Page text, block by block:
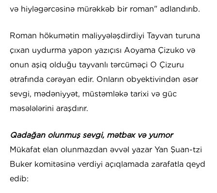
və hiyləgərcəsinə mürəkkəb bir roman" adlandırıb.
Roman hökumətin maliyyələşdirdiyi Tayvan turuna
çıxan uydurma yapon yazıçısı Aoyama Çizuko və
onun aşiq olduğu tayvanlı tərcüməçi O Çizuru
ətrafında cərəyan edir. Onların obyektivindən əsər
sevgi, mədəniyyət, müstəmləkə tarixi və güc
məsələlərini araşdırır.
Qadağan olunmuş sevgi, mətbəx və yumor
Mükafat elan olunmazdan əvvəl yazar Yan Şuan-tzi
Buker komitəsinə verdiyi açıqlamada zarafatla qeyd
edib: